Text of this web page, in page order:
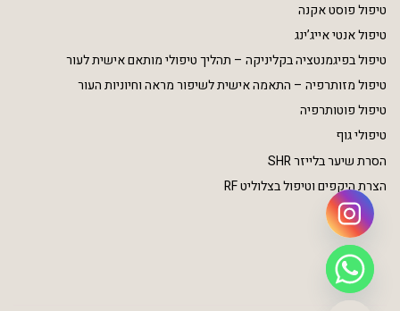
טיפול פוסט אקנה
טיפול אנטי אייג’ינג
טיפול בפיגמנטציה בקליניקה – תהליך טיפולי מותאם אישית לעור
טיפול מזותרפיה – התאמה אישית לשיפור מראה וחיוניות העור
טיפול פוטותרפיה
טיפולי גוף
הסרת שיער בלייזר SHR
הצרת היקפים וטיפול בצלוליט RF